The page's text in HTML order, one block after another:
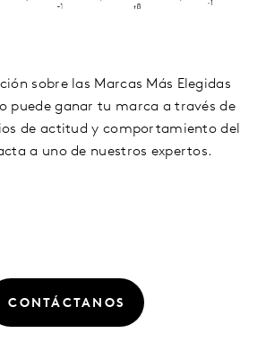
sobre las Marcas Más Elegidas
puede ganar tu marca a través de
de actitud y comportamiento del
a uno de nuestros expertos.
CONTÁCTANOS